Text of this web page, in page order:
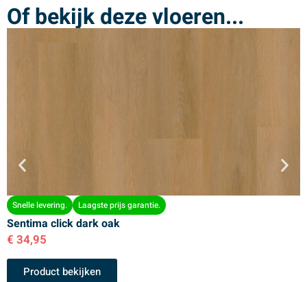
Of bekijk deze vloeren...
Snelle levering. Laagste prijs garantie.
Sentima click dark oak
€ 34,95
Product bekijken